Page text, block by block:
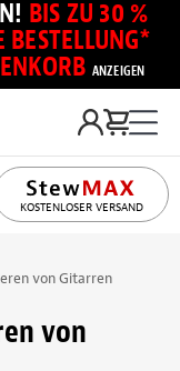
BIS ZU 30 %
ANZEIGEN
KOSTENLOSER VERSAND
von Gitarren
von